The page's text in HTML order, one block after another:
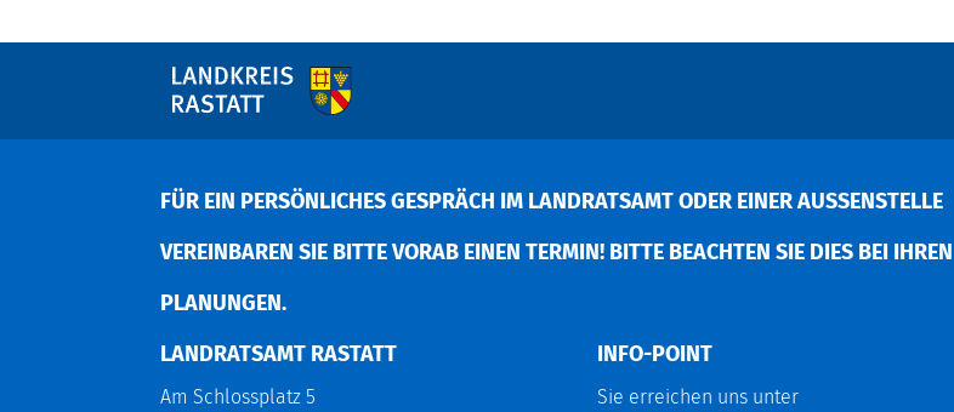
FÜR EIN PERSÖNLICHES GESPRÄCH IM LANDRATSAMT ODER EINER AUSSENSTELLE V
EREINBAREN SIE BITTE VORAB EINEN TERMIN! BITTE BEACHTEN SIE DIES BEI IHREN P
LANUNGEN.
LANDRATSAMT RASTATT
Am Schlossplatz 5
INFO-POINT
Sie erreichen uns unter